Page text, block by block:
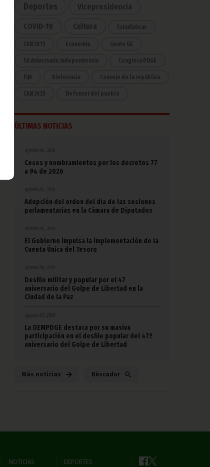
Deportes Vicepresidencia
COVID-19 Cultura Estadísticas
CAN 2015 Economía Gente GE
50 Aniversario Independencia CongresoPDGE
FIJA Bielorrusia Consejo de la república
CAN 2025 Defensor del pueblo
ÚLTIMAS NOTICIAS
agosto 06, 2026
Ceses y nombramientos por los decretos 77
a 94 de 2026
agosto 05, 2026
Adopción del orden del día de las sesiones
parlamentarias en la Cámara de Diputados
agosto 05, 2026
El Gobierno impulsa la implementación de la
Cuenta Única del Tesoro
agosto 04, 2026
Desfile militar y popular por el 47
aniversario del Golpe de Libertad en la
Ciudad de la Paz
agosto 03, 2026
La OEMPDGE destaca por su masiva
participación en el desfile popular del 47º
aniversario del Golpe de Libertad
Más noticias Búscador
NOTICIAS DEPORTES